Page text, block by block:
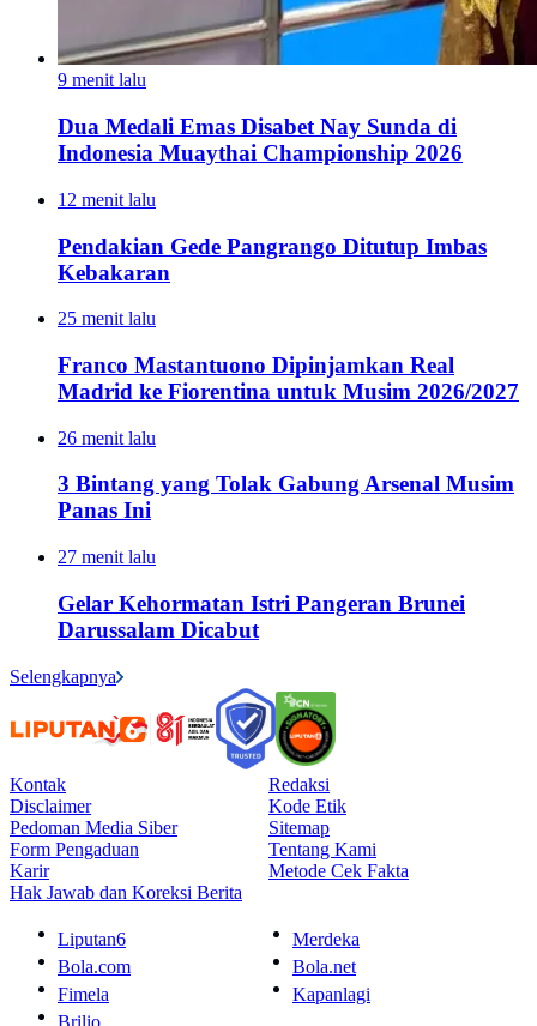
9 menit lalu
Dua Medali Emas Disabet Nay Sunda di
Indonesia Muaythai Championship 2026
12 menit lalu
Pendakian Gede Pangrango Ditutup Imbas
Kebakaran
25 menit lalu
Franco Mastantuono Dipinjamkan Real
Madrid ke Fiorentina untuk Musim 2026/2027
26 menit lalu
3 Bintang yang Tolak Gabung Arsenal Musim
Panas Ini
27 menit lalu
Gelar Kehormatan Istri Pangeran Brunei
Darussalam Dicabut
Selengkapnya
Kontak
Redaksi
Disclaimer
Kode Etik
Pedoman Media Siber
Sitemap
Form Pengaduan
Tentang Kami
Karir
Metode Cek Fakta
Hak Jawab dan Koreksi Berita
Liputan6
Merdeka
Bola.com
Bola.net
Fimela
Kapanlagi
Brilio